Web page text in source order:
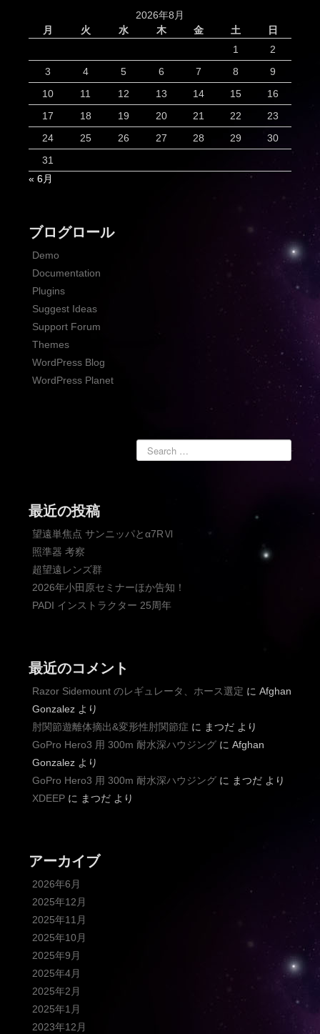
2026年8月
月
火 水 木 金 土
日
1
2
3
4 5 6 7 8
9
10
11 12 13 14 15
16
17
18 19 20 21 22
23
24
25 26 27 28 29
30
31
« 6月
ブログロール
Demo
Documentation
Plugins
Suggest Ideas
Support Forum
Themes
WordPress Blog
WordPress Planet
最近の投稿
望遠単焦点 サンニッパとα7RⅥ
照準器 考察
超望遠レンズ群
2026年小田原セミナーほか告知！
PADI インストラクター 25周年
最近のコメント
Razor Sidemount のレギュレータ、ホース選定 に Afghan
Gonzalez より
肘関節遊離体摘出&変形性肘関節症 に まつだ より
GoPro Hero3 用 300m 耐水深ハウジング に Afghan
Gonzalez より
GoPro Hero3 用 300m 耐水深ハウジング に まつだ より
XDEEP に まつだ より
アーカイブ
2026年6月
2025年12月
2025年11月
2025年10月
2025年9月
2025年4月
2025年2月
2025年1月
2023年12月